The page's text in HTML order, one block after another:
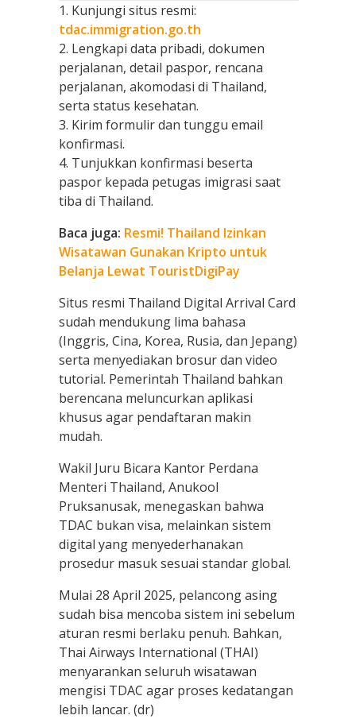
1. Kunjungi situs resmi:
tdac.immigration.go.th
2. Lengkapi data pribadi, dokumen
perjalanan, detail paspor, rencana
perjalanan, akomodasi di Thailand,
serta status kesehatan.
3. Kirim formulir dan tunggu email
konfirmasi.
4. Tunjukkan konfirmasi beserta
paspor kepada petugas imigrasi saat
tiba di Thailand.
Baca juga: Resmi! Thailand Izinkan
Wisatawan Gunakan Kripto untuk
Belanja Lewat TouristDigiPay
Situs resmi Thailand Digital Arrival Card
sudah mendukung lima bahasa
(Inggris, Cina, Korea, Rusia, dan Jepang)
serta menyediakan brosur dan video
tutorial. Pemerintah Thailand bahkan
berencana meluncurkan aplikasi
khusus agar pendaftaran makin
mudah.
Wakil Juru Bicara Kantor Perdana
Menteri Thailand, Anukool
Pruksanusak, menegaskan bahwa
TDAC bukan visa, melainkan sistem
digital yang menyederhanakan
prosedur masuk sesuai standar global.
Mulai 28 April 2025, pelancong asing
sudah bisa mencoba sistem ini sebelum
aturan resmi berlaku penuh. Bahkan,
Thai Airways International (THAI)
menyarankan seluruh wisatawan
mengisi TDAC agar proses kedatangan
lebih lancar. (dr)